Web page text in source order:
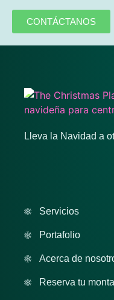
CONTÁCTANOS
Lleva la Navidad a
Servicios
Portafolio
Acerca de
Reserva tu